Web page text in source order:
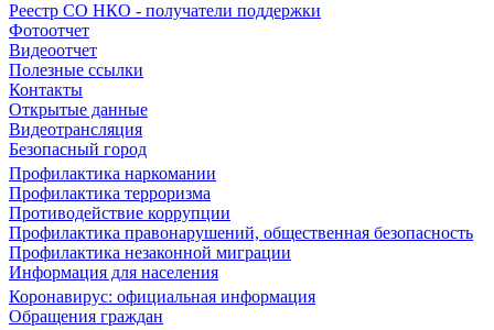
Реестр СО НКО - получатели поддержки
Фотоотчет
Видеоотчет
Полезные ссылки
Контакты
Открытые данные
Видеотрансляция
Безопасный город
Профилактика наркомании
Профилактика терроризма
Противодействие коррупции
Профилактика правонарушений, общественная безопасность
Профилактика незаконной миграции
Информация для населения
Коронавирус: официальная информация
Обращения граждан